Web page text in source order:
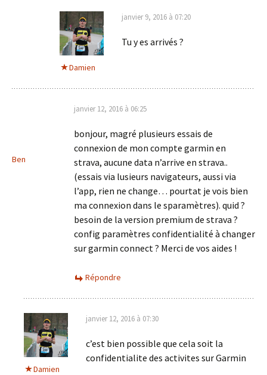
Damien
janvier 9, 2016 à 07:20
Tu y es arrivés ?
Ben
janvier 12, 2016 à 06:25
bonjour, magré plusieurs essais de
connexion de mon compte garmin en
strava, aucune data n’arrive en strava..
(essais via lusieurs navigateurs, aussi via
l’app, rien ne change… pourtat je vois bien
ma connexion dans le sparamètres). quid ?
besoin de la version premium de strava ?
config paramètres confidentialité à changer
sur garmin connect ? Merci de vos aides !
Répondre
Damien
janvier 12, 2016 à 07:30
c’est bien possible que cela soit la
confidentialite des activites sur Garmin